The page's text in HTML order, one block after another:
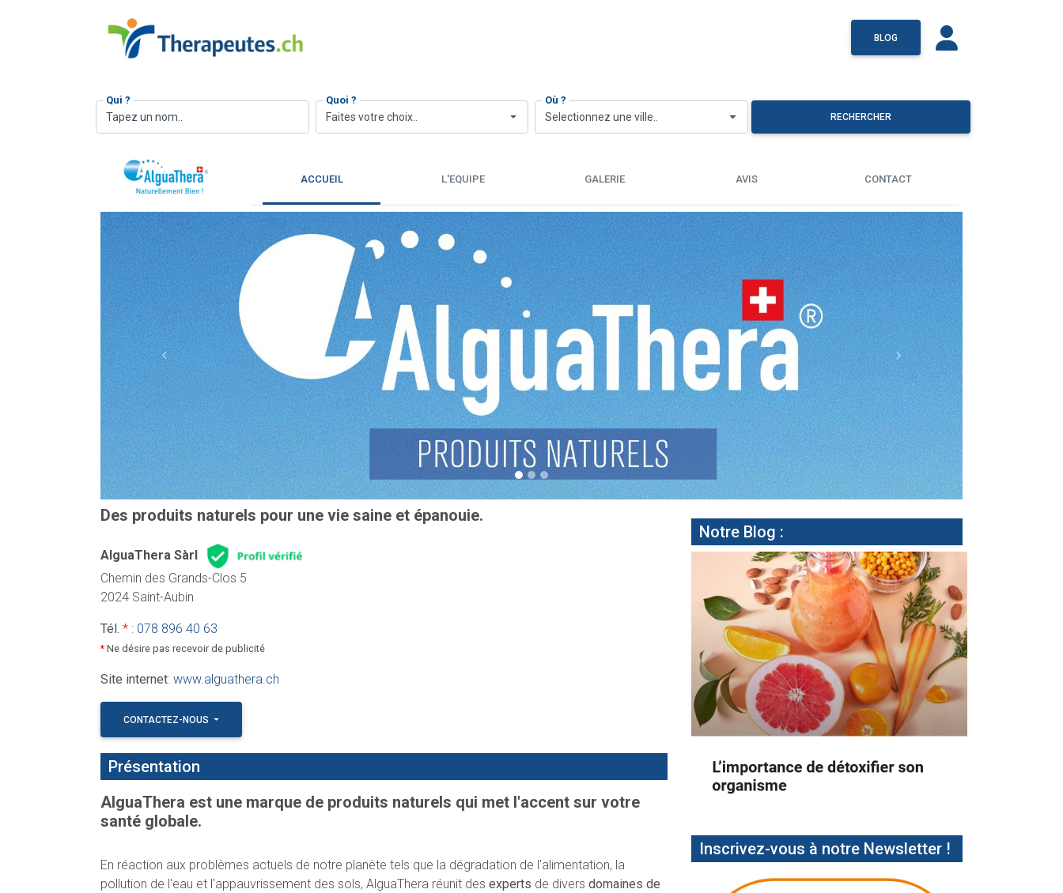
BLOG
Qui ? Quoi ?
Faites votre choix..
Où ?
Selectionnez une ville.. RECHERCHER
ACCUEIL L'EQUIPE GALERIE AVIS CONTACT
Previous Next
Des produits naturels pour une vie saine et épanouie.
AlguaThera Sàrl
Chemin des Grands-Clos 5
2024 Saint-Aubin
Tél. *: 078 896 40 63
*Ne désire pas recevoir de publicité
Site internet: www.alguathera.ch
CONTACTEZ-NOUS
Présentation
AlguaThera est une marque de produits naturels qui met l'accent sur votre
santé globale.
En réaction aux problèmes actuels de notre planète tels que la dégradation de l'alimentation, la
pollution de l'eau et l'appauvrissement des sols, AlguaThera réunit des experts de divers domaines de
Notre Blog :
Inscrivez-vous à notre Newsletter !